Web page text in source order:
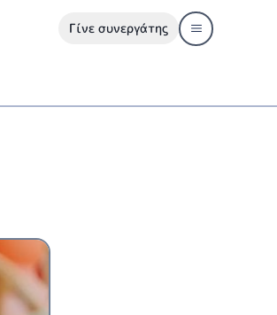
Γίνε συνεργάτης